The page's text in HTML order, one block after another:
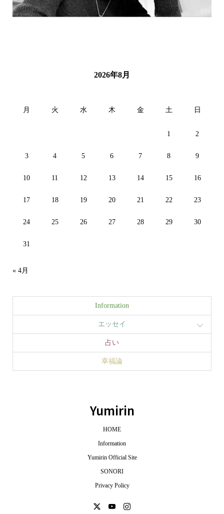
2026年8月
月 火 水 木 金 土 日
1 2
3 4 5 6 7 8 9
10 11 12 13 14 15 16
17 18 19 20 21 22 23
24 25 26 27 28 29 30
31
« 4月
Information
エッセイ
占い
幸福論
Yumirin
HOME
Information
Yumirin Official Site
SONORI
Privacy Policy